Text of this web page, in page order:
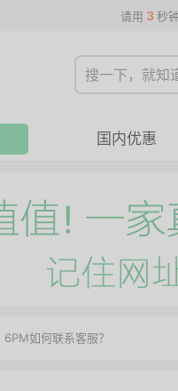
请用 3 秒
国内优惠
6PM如何联系客服？